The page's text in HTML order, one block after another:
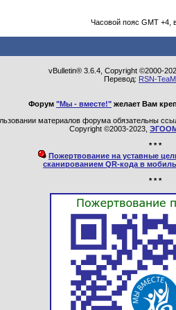
Часовой пояс GMT +4,
vBulletin® 3.6.4, Copyright ©2000-
Перевод: RSN-TeaM
Форум "Мы - вместе!" желает Вам
материалов форума обязательны
Copyright ©2003-2023,
* * *
Пожертвование на уставные
сканированием QR-кода в
* * *